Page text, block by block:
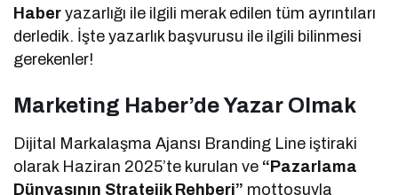
Haber yazarlığı ile ilgili merak edilen tüm ayrıntıları
derledik. İşte yazarlık başvurusu ile ilgili bilinmesi
gerekenler!
Marketing Haber’de Yazar Olmak
Dijital Markalaşma Ajansı Branding Line iştiraki
olarak Haziran 2025’te kurulan ve “Pazarlama
Dünyasının Stratejik Rehberi” mottosuyla